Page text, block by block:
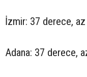
İzmir: 37 derece,
Adana: 37 derece,